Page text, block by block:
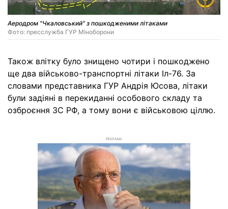
Аеродром "Чкаловський" з пошкодженими літаками
Фото: пресслужба ГУР Міноборони
Також влітку було знищено чотири і пошкоджено
ще два військово-транспортні літаки Іл-76. За
словами представника ГУР Андрія Юсова, літаки
були задіяні в перекиданні особового складу та
озброєння ЗС РФ, а тому вони є військовою ціллю.
РЕКЛАМА